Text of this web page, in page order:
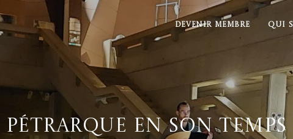
DEVENIR MEMBRE QUI
Pétrarque en son temps